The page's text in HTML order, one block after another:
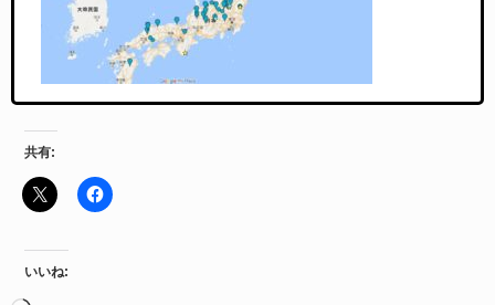
共有:
いいね: